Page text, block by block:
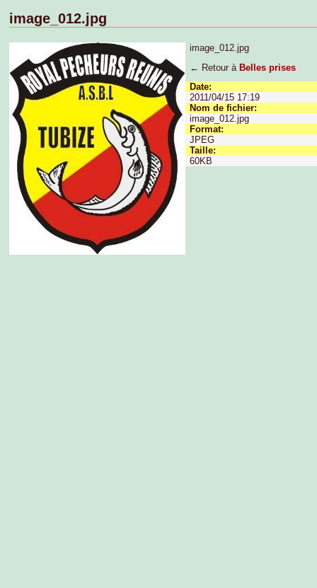
image_012.jpg
image_012.jpg
← Retour àBelles prises
Date:
2011/04/15 17:19
Nom de fichier:
image_012.jpg
Format:
JPEG
Taille:
60KB